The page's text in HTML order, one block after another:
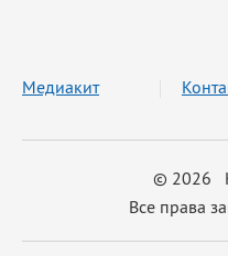
© 2026
Все права
Медиакит